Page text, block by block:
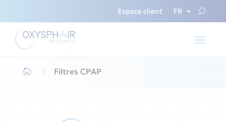
Espace client FR
 5 Filtres CPAP